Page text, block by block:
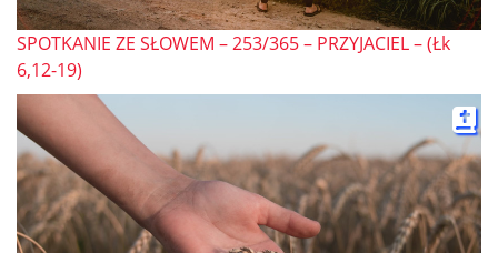
SPOTKANIE ZE SŁOWEM – 253/365 – PRZYJACIEL – (Łk
6,12-19)